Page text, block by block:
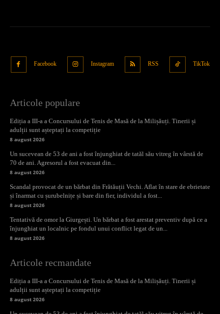
Facebook Instagram RSS TikTok
Articole populare
Ediția a III-a a Concursului de Tenis de Masă de la Milișăuți. Tinerii și
adulții sunt așteptați la competiție
8 august 2026
Un sucevean de 53 de ani a fost înjunghiat de tatăl său vitreg în vârstă de
70 de ani. Agresorul a fost evacuat din...
8 august 2026
Scandal provocat de un bărbat din Frătăuții Vechi. Aflat în stare de ebrietate
și înarmat cu șurubelnițe și bare din fier, individul a fost...
8 august 2026
Tentativă de omor la Giurgești. Un bărbat a fost arestat preventiv după ce a
înjunghiat un localnic pe fondul unui conflict legat de un...
8 august 2026
Articole recmandate
Ediția a III-a a Concursului de Tenis de Masă de la Milișăuți. Tinerii și
adulții sunt așteptați la competiție
8 august 2026